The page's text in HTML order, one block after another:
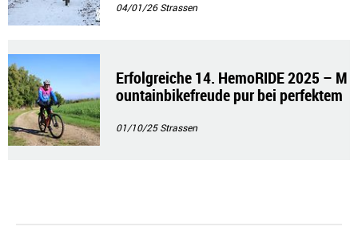
04/01/26Strassen
Erfolgreiche 14. HemoRIDE 2025 – M
ountainbikefreude pur bei perfektem
01/10/25Strassen